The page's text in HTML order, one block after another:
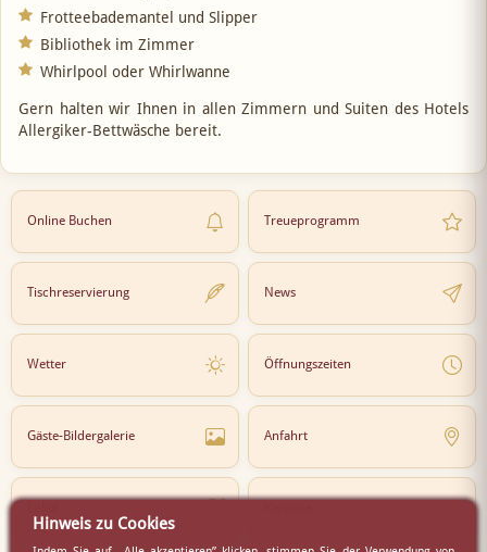
Frotteebademantel und Slipper
Bibliothek im Zimmer
Whirlpool oder Whirlwanne
Gern halten wir Ihnen in allen Zimmern und Suiten des Hotels
Allergiker-Bettwäsche bereit.
Online Buchen Treueprogramm
Tischreservierung News
Wetter Öffnungszeiten
Gäste-Bildergalerie Anfahrt
Hinweis zu Cookies